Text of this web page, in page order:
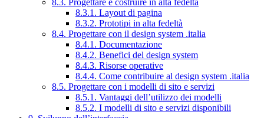
8.3. Progettare e costruire in alta fedeltà
8.3.1. Layout di pagina
8.3.2. Prototipi in alta fedeltà
8.4. Progettare con il design system .italia
8.4.1. Documentazione
8.4.2. Benefici del design system
8.4.3. Risorse operative
8.4.4. Come contribuire al design system .italia
8.5. Progettare con i modelli di sito e servizi
8.5.1. Vantaggi dell’utilizzo dei modelli
8.5.2. I modelli di sito e servizi disponibili